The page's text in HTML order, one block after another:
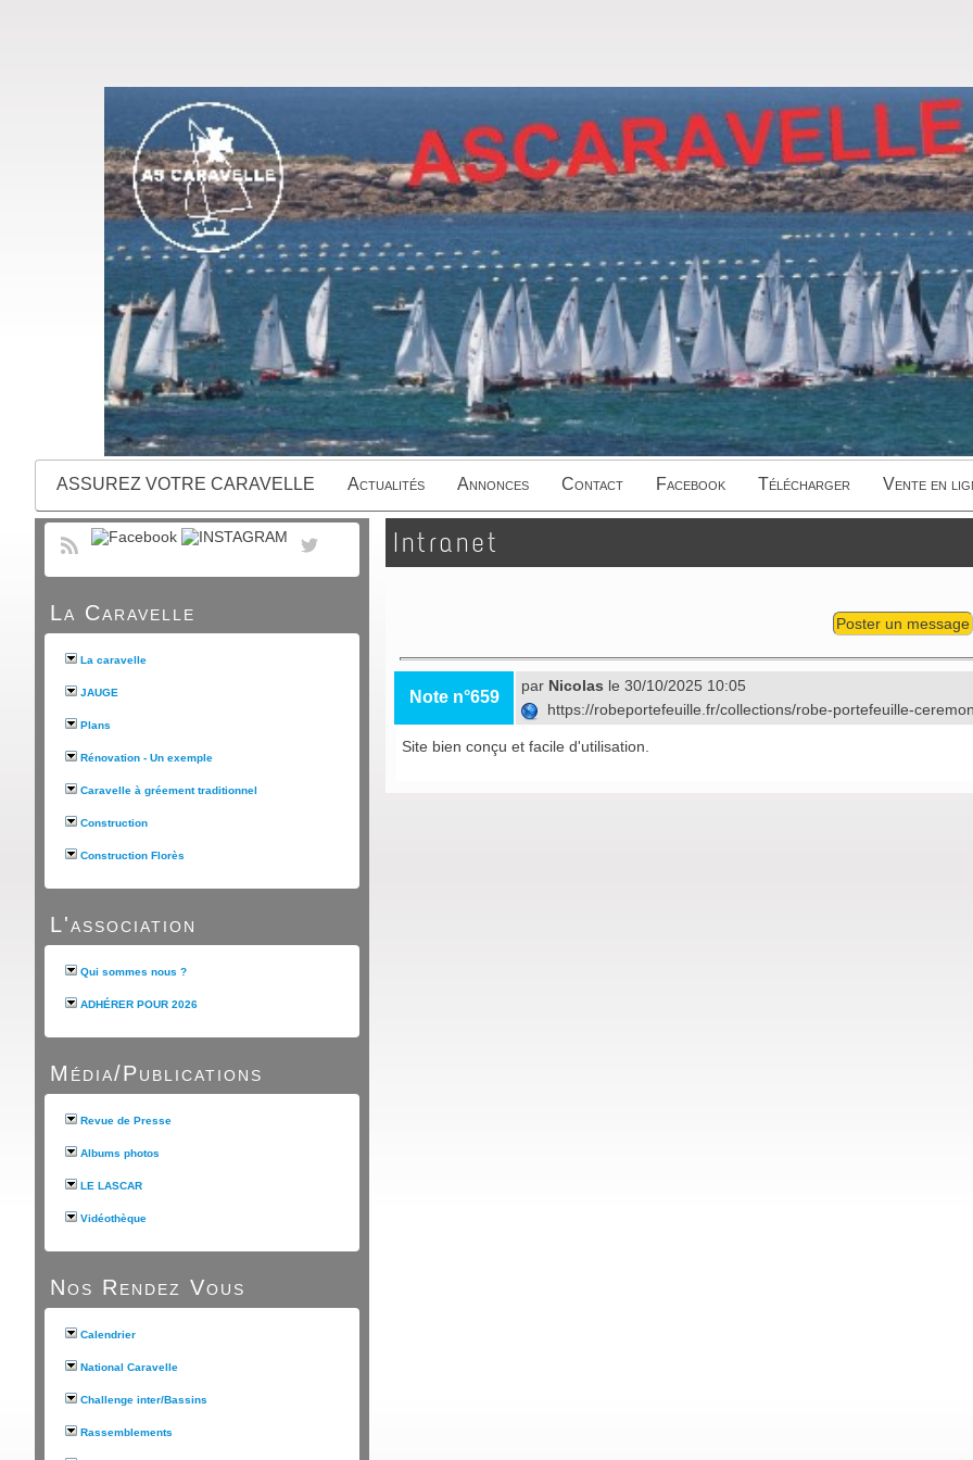
ASSUREZ VOTRE CARAVELLE Actualités Annonces Contact Facebook Télécharger Vente en
La Caravelle
La caravelle
JAUGE
Plans
Rénovation - Un exemple
Caravelle à gréement traditionnel
Construction
Construction Florès
L'association
Qui sommes nous ?
ADHÉRER POUR 2026
Média/Publications
Revue de Presse
Albums photos
LE LASCAR
Vidéothèque
Nos Rendez Vous
Calendrier
National Caravelle
Challenge inter/Bassins
Rassemblements
Intranet
Poster un message
Note n°659
par Nicolas le 30/10/2025 10:05
https://robeportefeuille.fr/collections/robe-portefeuille-
Site bien conçu et facile d'utilisation.